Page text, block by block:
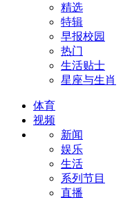
精选
特辑
早报校园
热门
生活贴士
星座与生肖
体育
视频
新闻
娱乐
生活
系列节目
直播